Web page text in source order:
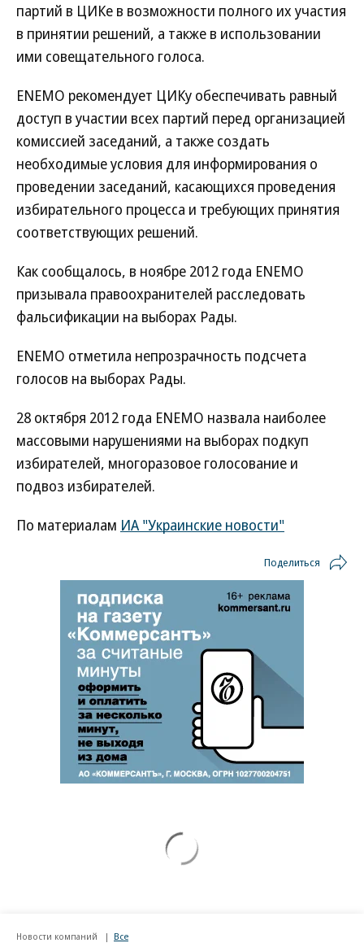
партий в ЦИКе в возможности полного их участия
в принятии решений, а также в использовании
ими совещательного голоса.
ENEMO рекомендует ЦИКу обеспечивать равный
доступ в участии всех партий перед организацией
комиссией заседаний, а также создать
необходимые условия для информирования о
проведении заседаний, касающихся проведения
избирательного процесса и требующих принятия
соответствующих решений.
Как сообщалось, в ноябре 2012 года ENEMO
призывала правоохранителей расследовать
фальсификации на выборах Рады.
ENEMO отметила непрозрачность подсчета
голосов на выборах Рады.
28 октября 2012 года ENEMO назвала наиболее
массовыми нарушениями на выборах подкуп
избирателей, многоразовое голосование и
подвоз избирателей.
По материалам ИА "Украинские новости"
Поделиться
Новости компаний Все